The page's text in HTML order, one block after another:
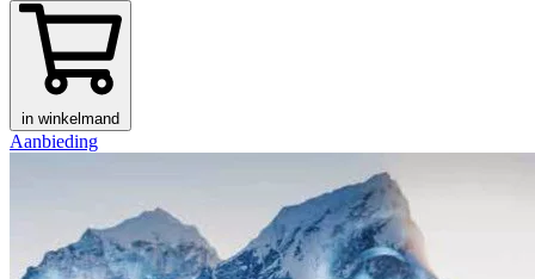
in winkelmand
Aanbieding